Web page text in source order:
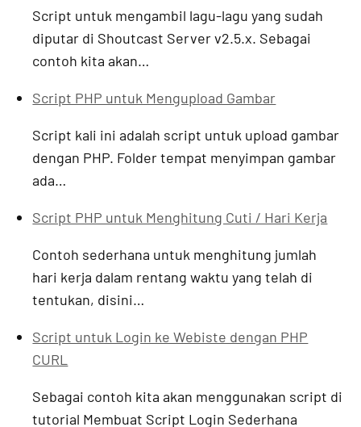
Script untuk mengambil lagu-lagu yang sudah
diputar di Shoutcast Server v2.5.x. Sebagai
contoh kita akan…
Script PHP untuk Mengupload Gambar
Script kali ini adalah script untuk upload gambar
dengan PHP. Folder tempat menyimpan gambar
ada…
Script PHP untuk Menghitung Cuti / Hari Kerja
Contoh sederhana untuk menghitung jumlah
hari kerja dalam rentang waktu yang telah di
tentukan, disini…
Script untuk Login ke Webiste dengan PHP
CURL
Sebagai contoh kita akan menggunakan script di
tutorial Membuat Script Login Sederhana